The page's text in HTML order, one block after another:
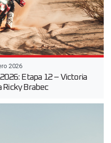
2026
Etapa 12 – Victoria
Ricky Brabec